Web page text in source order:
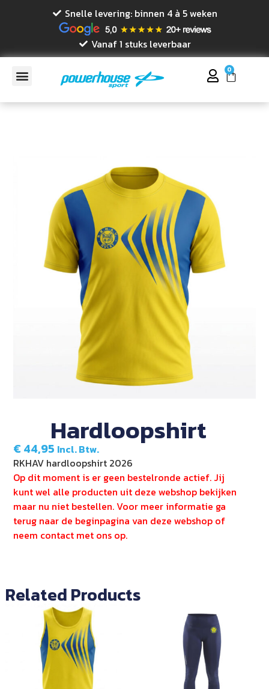
Snelle levering: binnen 4 à 5 weken
Vanaf 1 stuks leverbaar
0
Hardloopshirt
€ 44,95 Incl. Btw.
RKHAV hardloopshirt 2026
Op dit moment is er geen bestelronde actief. Jij
kunt wel alle producten uit deze webshop bekijken
maar nu niet bestellen. Voor meer informatie ga
terug naar de beginpagina van deze webshop of
neem contact met ons op.
Related Products